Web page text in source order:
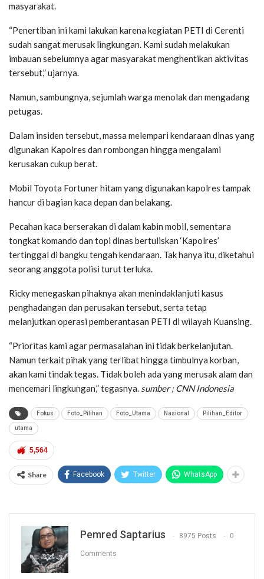
masyarakat.
“Penertiban ini kami lakukan karena kegiatan PETI di Cerenti
sudah sangat merusak lingkungan. Kami sudah melakukan
imbauan sebelumnya agar masyarakat menghentikan aktivitas
tersebut,” ujarnya.
Namun, sambungnya, sejumlah warga menolak dan mengadang
petugas.
Dalam insiden tersebut, massa melempari kendaraan dinas yang
digunakan Kapolres dan rombongan hingga mengalami
kerusakan cukup berat.
Mobil Toyota Fortuner hitam yang digunakan kapolres tampak
hancur di bagian kaca depan dan belakang.
Pecahan kaca berserakan di dalam kabin mobil, sementara
tongkat komando dan topi dinas bertuliskan ‘Kapolres’
tertinggal di bangku tengah kendaraan. Tak hanya itu, diketahui
seorang anggota polisi turut terluka.
Ricky menegaskan pihaknya akan menindaklanjuti kasus
penghadangan dan perusakan tersebut, serta tetap
melanjutkan operasi pemberantasan PETI di wilayah Kuansing.
“Prioritas kami agar permasalahan ini tidak berkelanjutan.
Namun terkait pihak yang terlibat hingga timbulnya korban,
akan kami tindak tegas. Tidak boleh ada yang merusak alam dan
mencemari lingkungan,” tegasnya. sumber ; CNN Indonesia
Fokus Foto_Pilihan Foto_Utama Nasional Pilihan_Editor
utama
5,564
Share Facebook Twitter WhatsApp
Pemred Saptarius 8975 Posts 0
Comments